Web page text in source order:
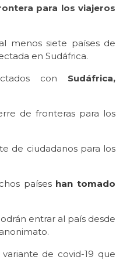
para los viajeros
menos siete países de
en Sudáfrica.
con Sudáfrica,
de fronteras para los
de ciudadanos para los
paíseshan tomado
entrar al país desde
de covid-19 que